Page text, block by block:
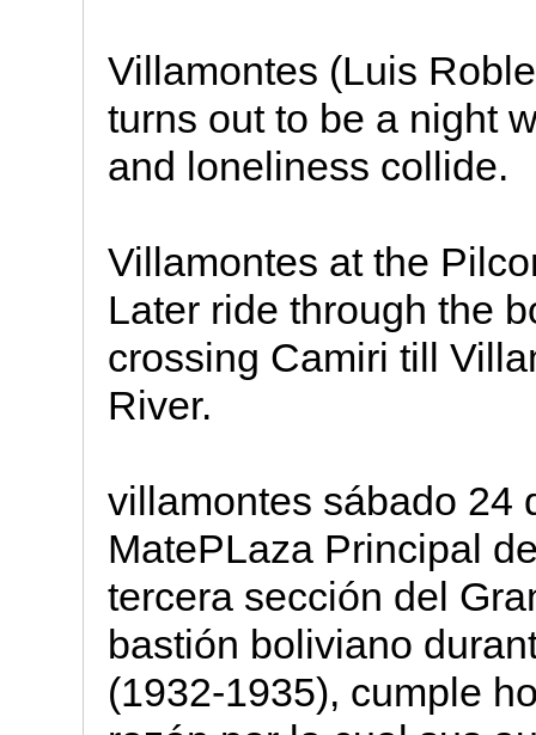
Villamontes (Luis
turns out to be a night
and loneliness collide.
Villamontes at the
Later ride through the
crossing Camiri till
River.
villamontes sábado 24
MatePLaza Principal
tercera sección del
bastión boliviano
(1932-1935), cumple